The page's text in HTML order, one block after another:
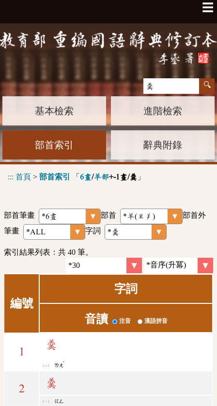
☰
基本檢索 進階檢索
部首索引 辭典附錄
::: 首頁 > 部首索引 「 6畫/羊部+-1畫/羹 」
部首筆畫 部首
部首外
筆畫
字詞
索引結果列表：共 40 筆。
編號
字詞
音讀 注音 漢語拼音
1
羹
ㄌㄤ
ˊ
2 羹
ㄍㄥ